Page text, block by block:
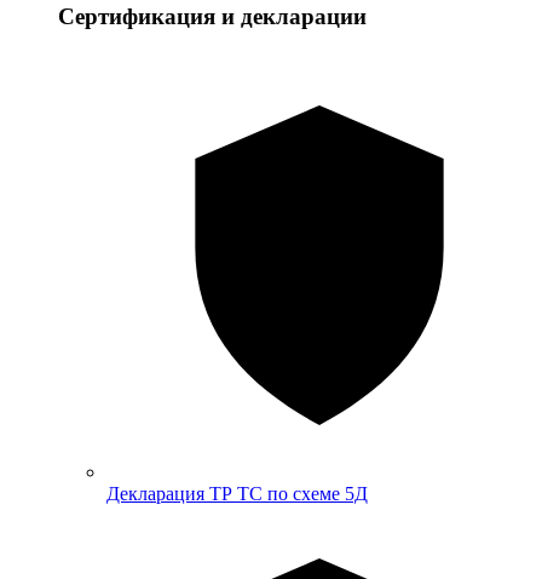
Сертификация и декларации
Декларация ТР ТС по схеме 5Д